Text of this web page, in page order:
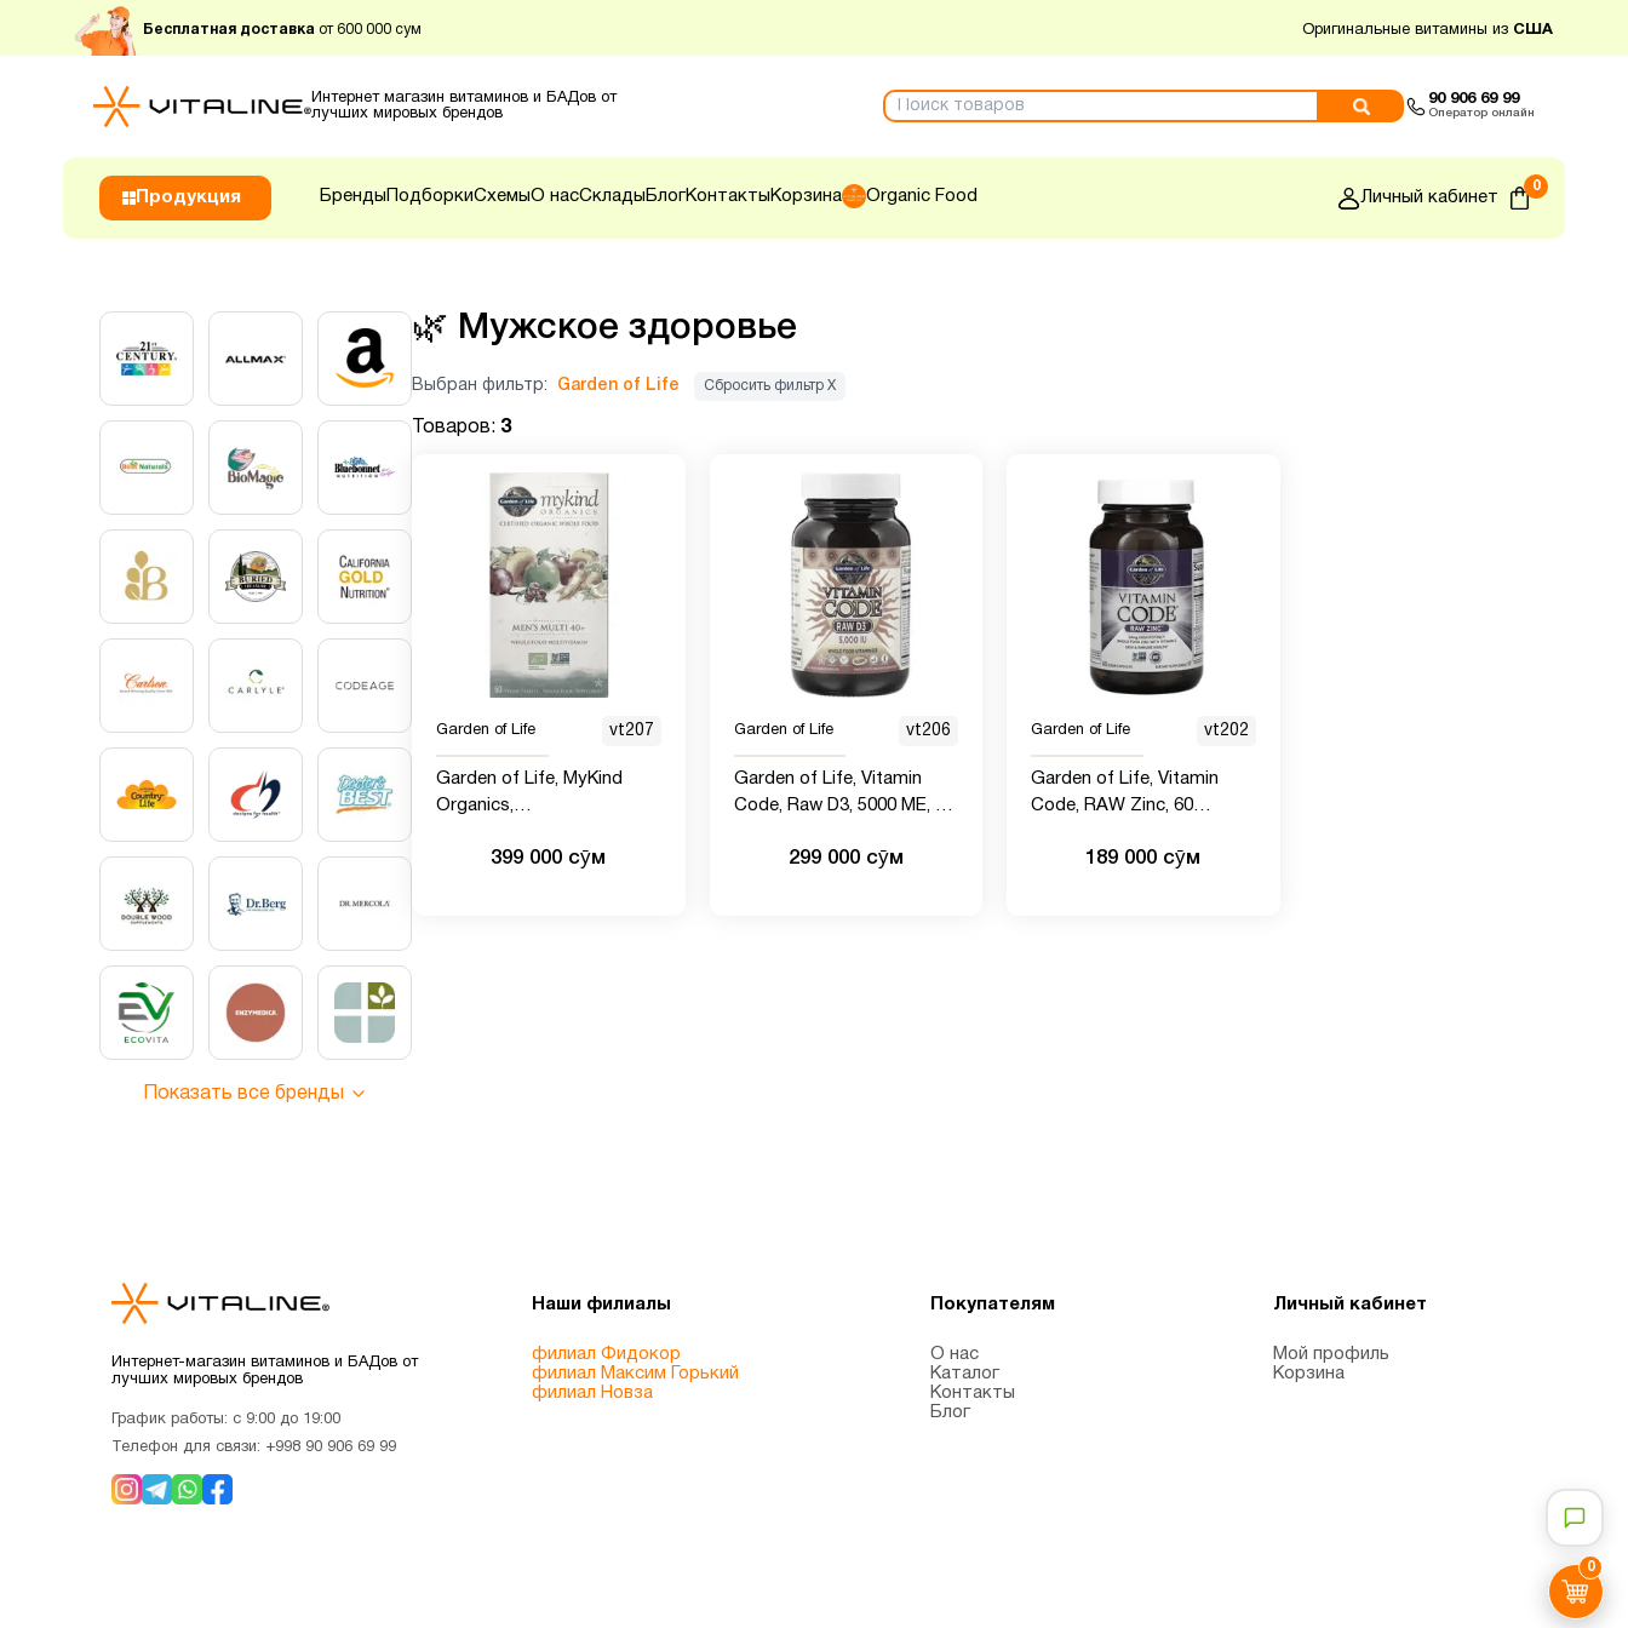
Бесплатная доставка от 600 000 сум Оригинальные витамины из США
Интернет магазин витаминов и БАДов от
лучших мировых брендов
90 906 69 99
Оператор онлайн
Продукция Бренды ПодборкиСхемыО насСклады БлогКонтакты Корзина Organic Food Личный кабинет
0
0
Показать все бренды
🌿 Мужское здоровье
Выбран фильтр: Garden of Life Сбросить фильтр Х
Товаров: 3
Garden of Life vt207
Garden of Life, MyKind
Organics,
цельных продуктов для
399 000 сӯм
Garden of Life vt206
Garden of Life, Vitamin
Code, Raw D3, 5000 МЕ, 60
299 000 сӯм
Garden of Life vt202
Garden of Life, Vitamin
Code, RAW Zinc, 60
189 000 сӯм
Интернет-магазин витаминов и БАДов от
лучших мировых брендов
График работы: с 9:00 до 19:00
Телефон для связи: +998 90 906 69 99
Наши филиалы
филиал Фидокор
филиал Максим Горький
филиал Новза
Покупателям
О нас
Каталог
Контакты
Блог
Личный кабинет
Мой профиль
Корзина